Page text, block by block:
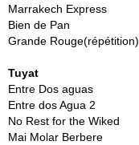
Marrakech Express
Bien de Pan
Grande Rouge(répétition)
Tuyat
Entre Dos aguas
Entre dos Agua 2
No Rest for the Wiked
Mai Molar Berbere